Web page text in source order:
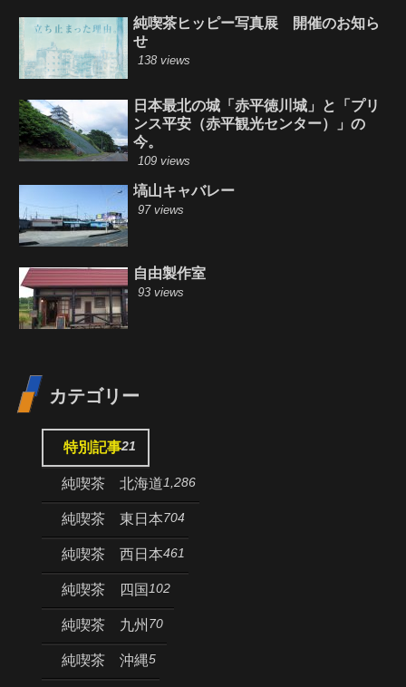
純喫茶ヒッピー写真展 開催のお知ら
せ
138 views
日本最北の城「赤平徳川城」と「プリ
ンス平安（赤平観光センター）」の
今。
109 views
塙山キャバレー
97 views
自由製作室
93 views
カテゴリー
特別記事21
純喫茶 北海道1,286
純喫茶 東日本704
純喫茶 西日本461
純喫茶 四国 102
純喫茶 九州 70
純喫茶 沖縄5